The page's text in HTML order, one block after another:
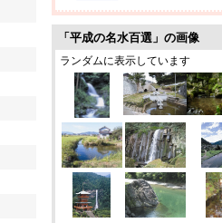
「平成の名水百選」の画像
ランダムに表示しています